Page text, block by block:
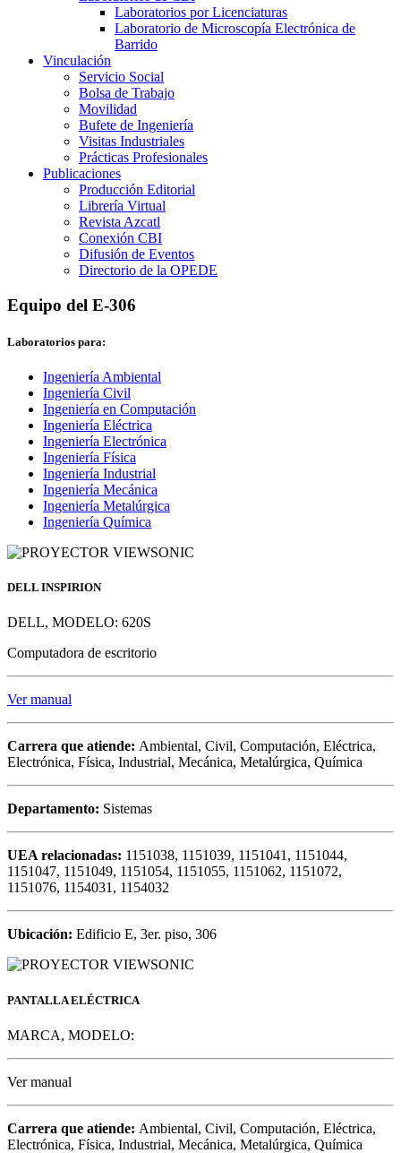
Laboratorios por Licenciaturas
Laboratorio de Microscopía Electrónica de
Barrido
Vinculación
Servicio Social
Bolsa de Trabajo
Movilidad
Bufete de Ingeniería
Visitas Industriales
Prácticas Profesionales
Publicaciones
Producción Editorial
Librería Virtual
Revista Azcatl
Conexión CBI
Difusión de Eventos
Directorio de la OPEDE
Equipo del E-306
Laboratorios para:
Ingeniería Ambiental
Ingeniería Civil
Ingeniería en Computación
Ingeniería Eléctrica
Ingeniería Electrónica
Ingeniería Física
Ingeniería Industrial
Ingeniería Mecánica
Ingeniería Metalúrgica
Ingeniería Química
DELL INSPIRION
DELL, MODELO: 620S
Computadora de escritorio
Ver manual
Carrera que atiende: Ambiental, Civil, Computación, Eléctrica,
Electrónica, Física, Industrial, Mecánica, Metalúrgica, Química
Departamento: Sistemas
UEA relacionadas: 1151038, 1151039, 1151041, 1151044,
1151047, 1151049, 1151054, 1151055, 1151062, 1151072,
1151076, 1154031, 1154032
Ubicación: Edificio E, 3er. piso, 306
PANTALLA ELÉCTRICA
MARCA, MODELO:
Ver manual
Carrera que atiende: Ambiental, Civil, Computación, Eléctrica,
Electrónica, Física, Industrial, Mecánica, Metalúrgica, Química